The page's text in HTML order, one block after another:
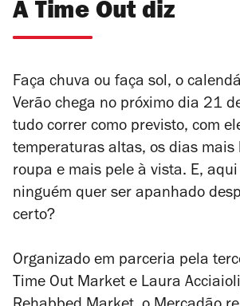
A Time Out diz
Faça chuva ou faça sol, o
Verão chega no próximo dia 21
tudo correr como previsto, com
temperaturas altas, os dias mais
roupa e mais pele à vista. E,
ninguém quer ser apanhado
certo?
Organizado em parceria pela
Time Out Market e Laura